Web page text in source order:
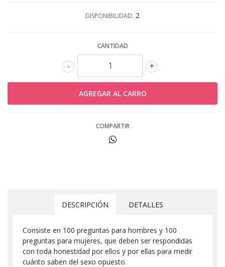
DISPONIBILIDAD: 2
CANTIDAD
+
-
COMPARTIR
DESCRIPCIÓN DETALLES
Consiste en 100 preguntas para hombres y 100
preguntas para mujeres, que deben ser respondidas
con toda honestidad por ellos y por ellas para medir
cuánto saben del sexo opuesto.